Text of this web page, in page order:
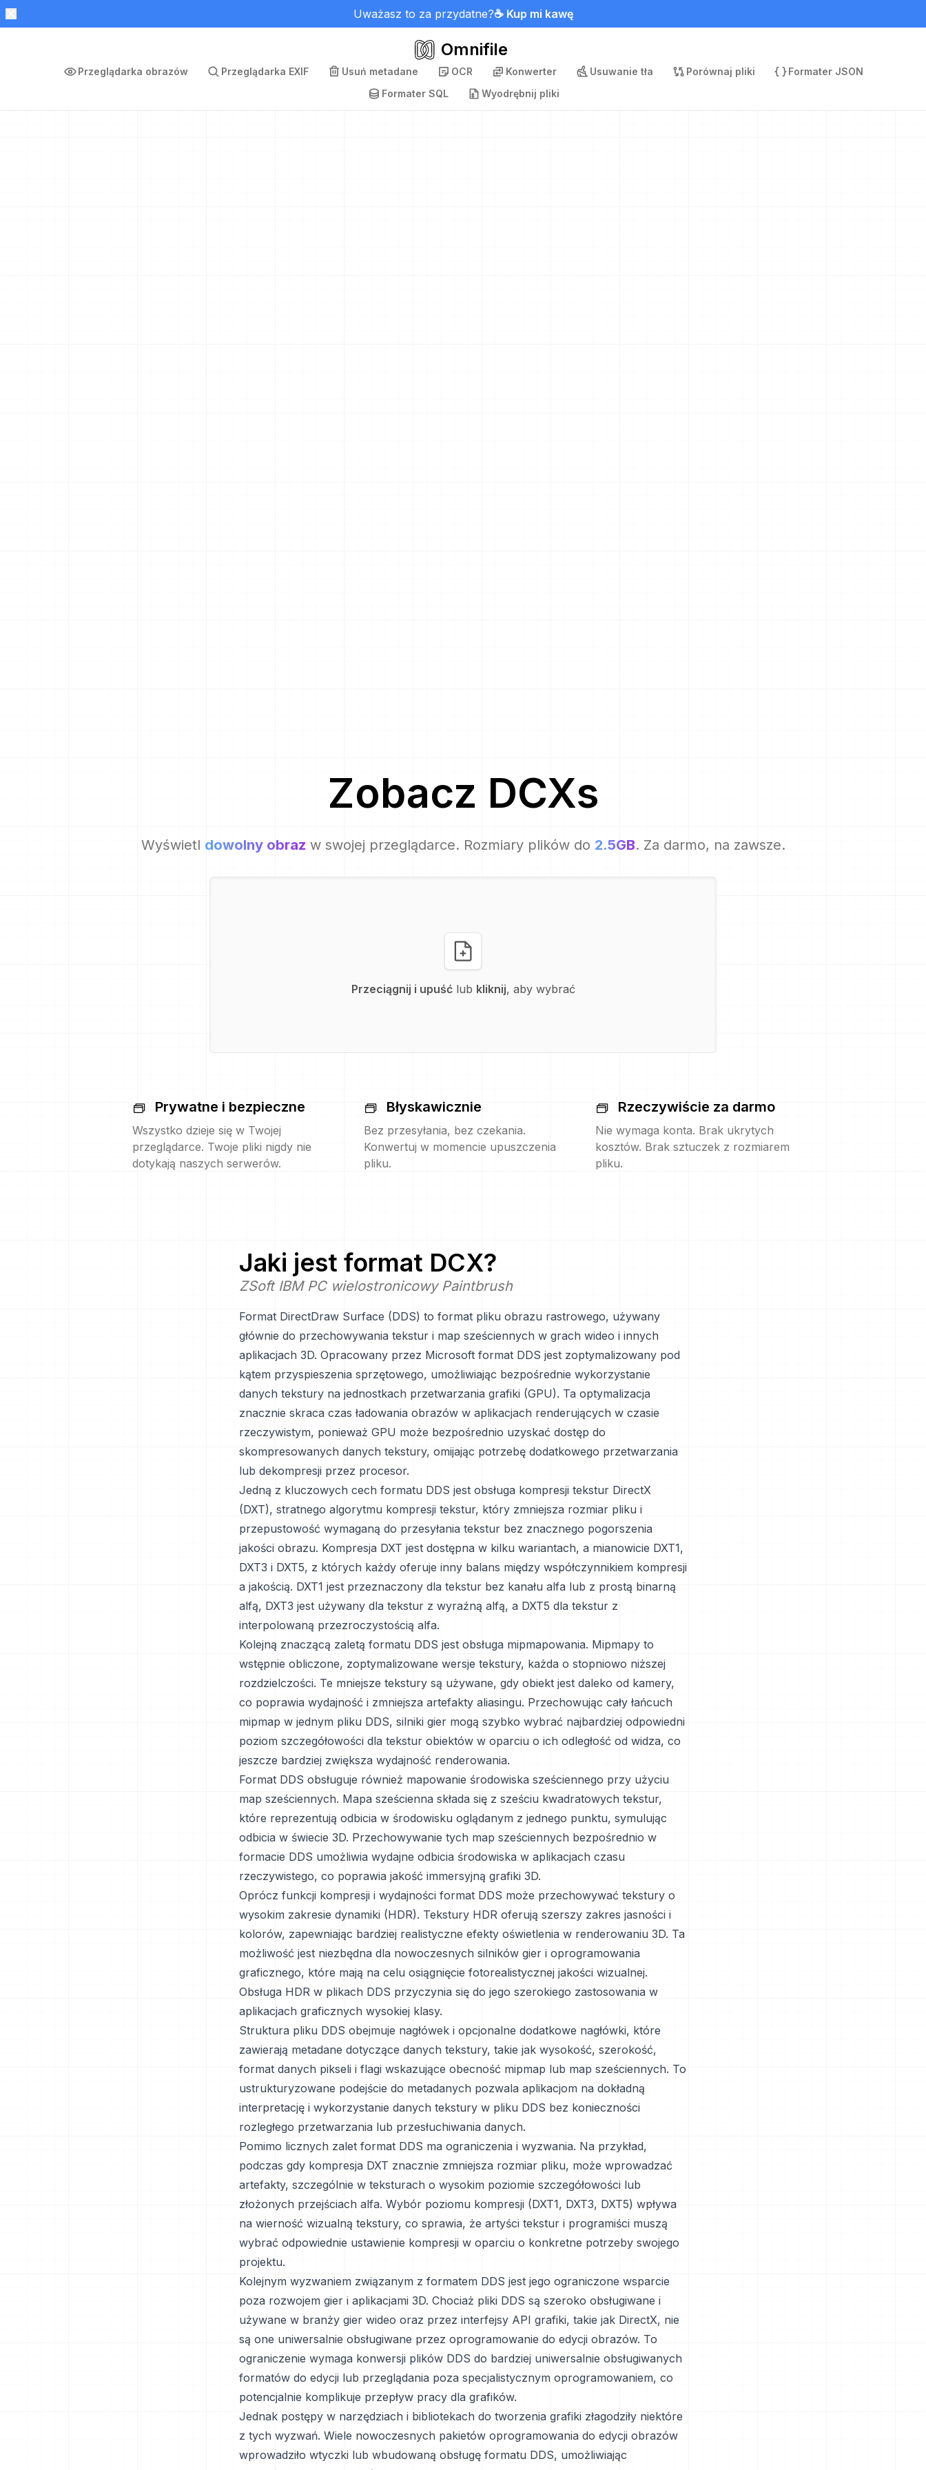
Uważasz to za przydatne?☕ Kup mi kawę
Omnifile
Przeglądarka obrazów Przeglądarka EXIF Usuń metadane OCR Konwerter Usuwanie tła Porównaj pliki
Formater JSON
Formater SQL
Wyodrębnij pliki
Zobacz DCXs
Wyświetl dowolny obraz w swojej przeglądarce. Rozmiary plików do 2.5GB. Za darmo, na zawsze.
Przeciągnij i upuść lub kliknij, aby wybrać
Prywatne i bezpieczne
Wszystko dzieje się w Twojej
przeglądarce. Twoje pliki nigdy nie
dotykają naszych serwerów.
Błyskawicznie
Bez przesyłania, bez czekania.
Konwertuj w momencie upuszczenia
pliku.
Rzeczywiście za darmo
Nie wymaga konta. Brak ukrytych
kosztów. Brak sztuczek z rozmiarem
pliku.
Jaki jest format DCX?
ZSoft IBM PC wielostronicowy Paintbrush
Format DirectDraw Surface (DDS) to format pliku obrazu rastrowego, używany
głównie do przechowywania tekstur i map sześciennych w grach wideo i innych
aplikacjach 3D. Opracowany przez Microsoft format DDS jest zoptymalizowany pod
kątem przyspieszenia sprzętowego, umożliwiając bezpośrednie wykorzystanie
danych tekstury na jednostkach przetwarzania grafiki (GPU). Ta optymalizacja
znacznie skraca czas ładowania obrazów w aplikacjach renderujących w czasie
rzeczywistym, ponieważ GPU może bezpośrednio uzyskać dostęp do
skompresowanych danych tekstury, omijając potrzebę dodatkowego przetwarzania
lub dekompresji przez procesor.
Jedną z kluczowych cech formatu DDS jest obsługa kompresji tekstur DirectX
(DXT), stratnego algorytmu kompresji tekstur, który zmniejsza rozmiar pliku i
przepustowość wymaganą do przesyłania tekstur bez znacznego pogorszenia
jakości obrazu. Kompresja DXT jest dostępna w kilku wariantach, a mianowicie DXT1,
DXT3 i DXT5, z których każdy oferuje inny balans między współczynnikiem kompresji
a jakością. DXT1 jest przeznaczony dla tekstur bez kanału alfa lub z prostą binarną
alfą, DXT3 jest używany dla tekstur z wyraźną alfą, a DXT5 dla tekstur z
interpolowaną przezroczystością alfa.
Kolejną znaczącą zaletą formatu DDS jest obsługa mipmapowania. Mipmapy to
wstępnie obliczone, zoptymalizowane wersje tekstury, każda o stopniowo niższej
rozdzielczości. Te mniejsze tekstury są używane, gdy obiekt jest daleko od kamery,
co poprawia wydajność i zmniejsza artefakty aliasingu. Przechowując cały łańcuch
mipmap w jednym pliku DDS, silniki gier mogą szybko wybrać najbardziej odpowiedni
poziom szczegółowości dla tekstur obiektów w oparciu o ich odległość od widza, co
jeszcze bardziej zwiększa wydajność renderowania.
Format DDS obsługuje również mapowanie środowiska sześciennego przy użyciu
map sześciennych. Mapa sześcienna składa się z sześciu kwadratowych tekstur,
które reprezentują odbicia w środowisku oglądanym z jednego punktu, symulując
odbicia w świecie 3D. Przechowywanie tych map sześciennych bezpośrednio w
formacie DDS umożliwia wydajne odbicia środowiska w aplikacjach czasu
rzeczywistego, co poprawia jakość immersyjną grafiki 3D.
Oprócz funkcji kompresji i wydajności format DDS może przechowywać tekstury o
wysokim zakresie dynamiki (HDR). Tekstury HDR oferują szerszy zakres jasności i
kolorów, zapewniając bardziej realistyczne efekty oświetlenia w renderowaniu 3D. Ta
możliwość jest niezbędna dla nowoczesnych silników gier i oprogramowania
graficznego, które mają na celu osiągnięcie fotorealistycznej jakości wizualnej.
Obsługa HDR w plikach DDS przyczynia się do jego szerokiego zastosowania w
aplikacjach graficznych wysokiej klasy.
Struktura pliku DDS obejmuje nagłówek i opcjonalne dodatkowe nagłówki, które
zawierają metadane dotyczące danych tekstury, takie jak wysokość, szerokość,
format danych pikseli i flagi wskazujące obecność mipmap lub map sześciennych. To
ustrukturyzowane podejście do metadanych pozwala aplikacjom na dokładną
interpretację i wykorzystanie danych tekstury w pliku DDS bez konieczności
rozległego przetwarzania lub przesłuchiwania danych.
Pomimo licznych zalet format DDS ma ograniczenia i wyzwania. Na przykład,
podczas gdy kompresja DXT znacznie zmniejsza rozmiar pliku, może wprowadzać
artefakty, szczególnie w teksturach o wysokim poziomie szczegółowości lub
złożonych przejściach alfa. Wybór poziomu kompresji (DXT1, DXT3, DXT5) wpływa
na wierność wizualną tekstury, co sprawia, że artyści tekstur i programiści muszą
wybrać odpowiednie ustawienie kompresji w oparciu o konkretne potrzeby swojego
projektu.
Kolejnym wyzwaniem związanym z formatem DDS jest jego ograniczone wsparcie
poza rozwojem gier i aplikacjami 3D. Chociaż pliki DDS są szeroko obsługiwane i
używane w branży gier wideo oraz przez interfejsy API grafiki, takie jak DirectX, nie
są one uniwersalnie obsługiwane przez oprogramowanie do edycji obrazów. To
ograniczenie wymaga konwersji plików DDS do bardziej uniwersalnie obsługiwanych
formatów do edycji lub przeglądania poza specjalistycznym oprogramowaniem, co
potencjalnie komplikuje przepływ pracy dla grafików.
Jednak postępy w narzędziach i bibliotekach do tworzenia grafiki złagodziły niektóre
z tych wyzwań. Wiele nowoczesnych pakietów oprogramowania do edycji obrazów
wprowadziło wtyczki lub wbudowaną obsługę formatu DDS, umożliwiając